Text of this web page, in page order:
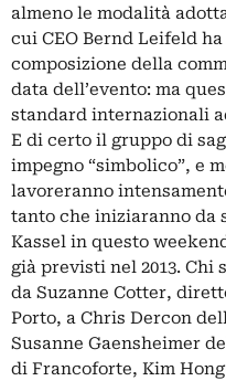
almeno le modalità
cui CEO Bernd Leifeld
composizione della
data dell’evento: ma
standard internazionali
E di certo il gruppo di
impegno “simbolico”, e
lavoreranno
tanto che iniziaranno da
Kassel in questo
già previsti nel 2013. Chi
da Suzanne Cotter,
Porto, a Chris Dercon
Susanne Gaensheimer
di Francoforte, Kim